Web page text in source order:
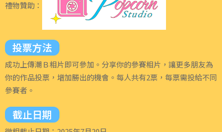
禮物贊助：
投票方法
成功上傳潮Ｂ相片即可參加。分享你的參賽相片，讓更多朋友為
你的作品投票，增加勝出的機會。每人共有2票，每票需投給不同
參賽者。
截止日期